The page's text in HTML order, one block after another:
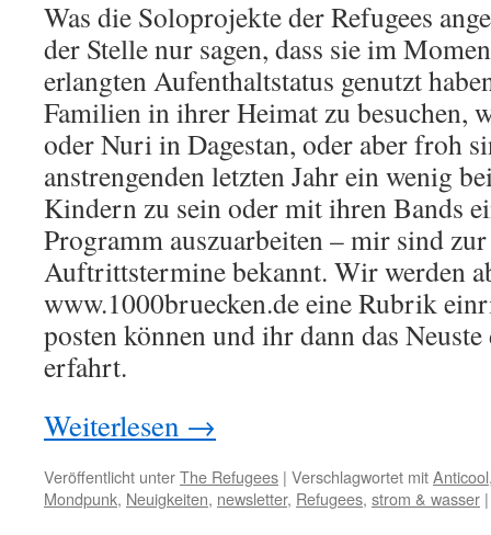
Was die Soloprojekte der Refugees
der Stelle nur sagen, dass sie im
erlangten Aufenthaltstatus genutzt
Familien in ihrer Heimat zu besuchen,
oder Nuri in Dagestan, oder aber froh
anstrengenden letzten Jahr ein wenig
Kindern zu sein oder mit ihren Bands
Programm auszuarbeiten – mir sind
Auftrittstermine bekannt. Wir werden
www.1000bruecken.de eine Rubrik
posten können und ihr dann das
erfahrt.
Weiterlesen →
Veröffentlicht unterThe Refugees | Verschlagwortet mitAnticool
Mondpunk, Neuigkeiten, newsletter, Refugees, strom & wasser |